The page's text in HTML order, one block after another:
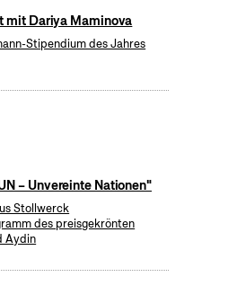
mit Dariya Maminova
Stipendium des Jahres
– Unvereinte Nationen"
Stollwerck
des preisgekrönten
Aydin